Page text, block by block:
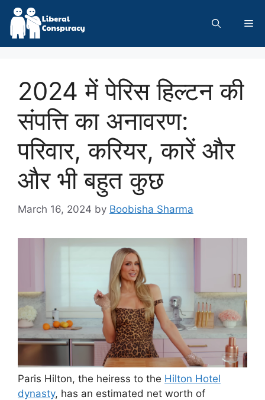
Skip
content
2024 में पेरिस हिल्टन की
संपत्ति का अनावरण:
परिवार, करियर, कारें और
और भी बहुत कुछ
March 16, 2024 by Boobisha Sharma
Paris Hilton, the heiress to the Hilton Hotel
dynasty, has an estimated net worth of